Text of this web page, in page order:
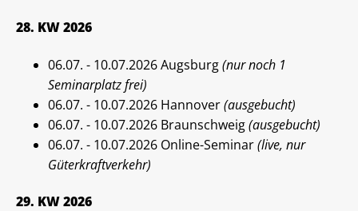
28. KW 2026
06.07. - 10.07.2026 Augsburg(nur noch 1
Seminarplatz frei)
06.07. - 10.07.2026 Hannover(ausgebucht)
06.07. - 10.07.2026 Braunschweig(ausgebucht)
06.07. - 10.07.2026 Online-Seminar(live, nur
Güterkraftverkehr)
29. KW 2026